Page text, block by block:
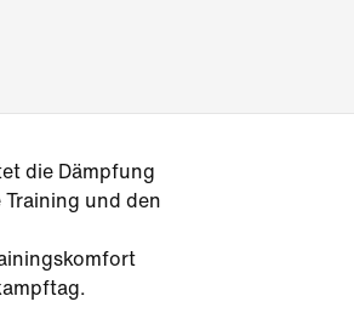
die Dämpfung
und den